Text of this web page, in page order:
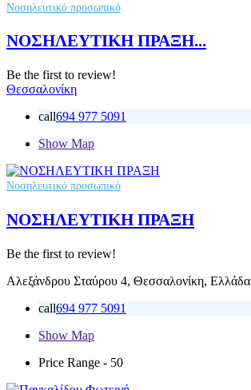
Νοσηλευτικό προσωπικό
ΝΟΣΗΛΕΥΤΙΚΗ ΠΡΑΞΗ...
Be the first to review!
Θεσσαλονίκη
call694 977 5091
Show Map
Νοσηλευτικό προσωπικό
ΝΟΣΗΛΕΥΤΙΚΗ ΠΡΑΞΗ
Be the first to review!
Αλεξάνδρου Σταύρου 4, Θεσσαλονίκη, Ελλάδα
call694 977 5091
Show Map
Price Range - 50